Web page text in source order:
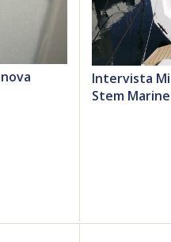
Intervista
Stem